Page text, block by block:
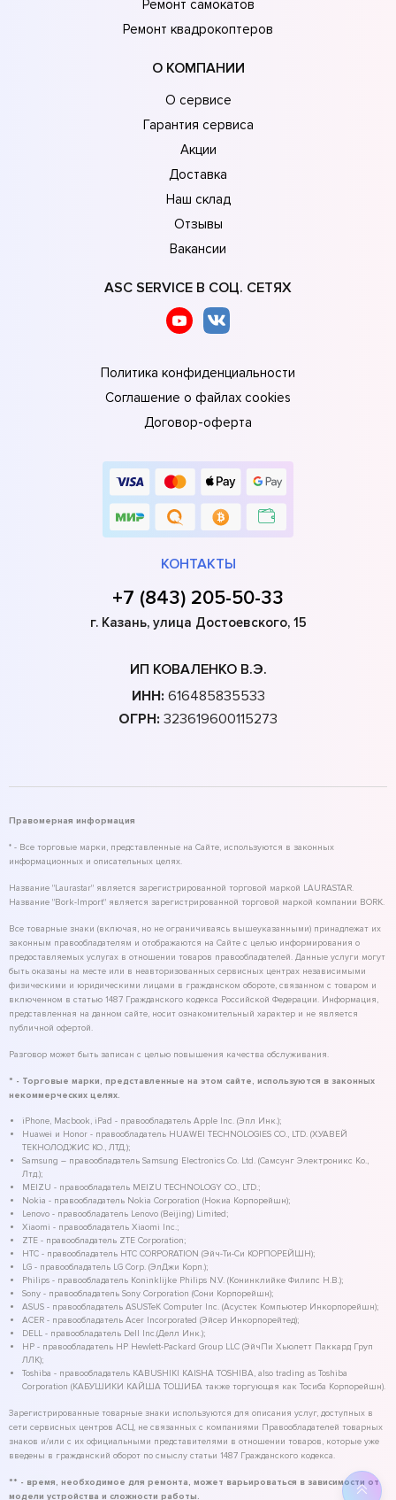
Ремонт самокатов
Ремонт квадрокоптеров
О КОМПАНИИ
О сервисе
Гарантия сервиса
Акции
Доставка
Наш склад
Отзывы
Вакансии
ASC SERVICE В СОЦ. СЕТЯХ
Политика конфиденциальности
Соглашение о файлах cookies
Договор-оферта
КОНТАКТЫ
+7 (843) 205-50-33
г. Казань, улица Достоевского, 15
ИП КОВАЛЕНКО В.Э.
ИНН: 616485835533
ОГРН: 323619600115273
Правомерная информация
* - Все торговые марки, представленные на Сайте, используются в законных
информационных и описательных целях.
Название "Laurastar" является зарегистрированной торговой маркой LAURASTAR.
Название "Bork-Import" является зарегистрированной торговой маркой компании BORK.
Все товарные знаки (включая, но не ограничиваясь вышеуказанными) принадлежат их
законным правообладателям и отображаются на Сайте с целью информирования о
предоставляемых услугах в отношении товаров правообладателей. Данные услуги могут
быть оказаны на месте или в неавторизованных сервисных центрах независимыми
физическими и юридическими лицами в гражданском обороте, связанном с товаром и
включенном в статью 1487 Гражданского кодекса Российской Федерации. Информация,
представленная на данном сайте, носит ознакомительный характер и не является
публичной офертой.
Разговор может быть записан с целью повышения качества обслуживания.
* - Торговые марки, представленные на этом сайте, используются в законных
некоммерческих целях.
iPhone, Macbook, iPad - правообладатель Apple Inc. (Эпл Инк.);
Huawei и Honor - правообладатель HUAWEI TECHNOLOGIES CO., LTD. (ХУАВЕЙ
ТЕКНОЛОДЖИС КО., ЛТД.);
Samsung – правообладатель Samsung Electronics Co. Ltd. (Самсунг Электроникс Ко.,
Лтд.);
MEIZU - правообладатель MEIZU TECHNOLOGY CO., LTD.;
Nokia - правообладатель Nokia Corporation (Нокиа Корпорейшн);
Lenovo - правообладатель Lenovo (Beijing) Limited;
Xiaomi - правообладатель Xiaomi Inc.;
ZTE - правообладатель ZTE Corporation;
HTC - правообладатель HTC CORPORATION (Эйч-Ти-Си КОРПОРЕЙШН);
LG - правообладатель LG Corp. (ЭлДжи Корп.);
Philips - правообладатель Koninklijke Philips N.V. (Конинклийке Филипс Н.В.);
Sony - правообладатель Sony Corporation (Сони Корпорейшн);
ASUS - правообладатель ASUSTeK Computer Inc. (Асустек Компьютер Инкорпорейшн);
ACER - правообладатель Acer Incorporated (Эйсер Инкорпорейтед);
DELL - правообладатель Dell Inc.(Делл Инк.);
HP - правообладатель HP Hewlett-Packard Group LLC (ЭйчПи Хьюлетт Паккард Груп
ЛЛК);
Toshiba - правообладатель KABUSHIKI KAISHA TOSHIBA, also trading as Toshiba
Corporation (КАБУШИКИ КАЙША ТОШИБА также торгующая как Тосиба Корпорейшн).
Зарегистрированные товарные знаки используются для описания услуг, доступных в
сети сервисных центров АСЦ, не связанных с компаниями Правообладателей товарных
знаков и/или с их официальными представителями в отношении товаров, которые уже
введены в гражданский оборот по смыслу статьи 1487 Гражданского кодекса.
** - время, необходимое для ремонта, может варьироваться в зависимости от
модели устройства и сложности работы.